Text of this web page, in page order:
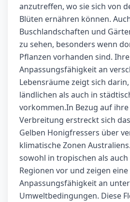
anzutreffen, wo sie sich von
Blüten ernähren können.
Buschlandschaften und
zu sehen, besonders wenn
Pflanzen vorhanden sind. Ihre
Anpassungsfähigkeit an
Lebensräume zeigt sich
ländlichen als auch in
vorkommen.In Bezug auf
Verbreitung erstreckt sich
Gelben Honigfressers über
klimatische Zonen
sowohl in tropischen als
Regionen vor und zeigen
Anpassungsfähigkeit an
Umweltbedingungen. Diese